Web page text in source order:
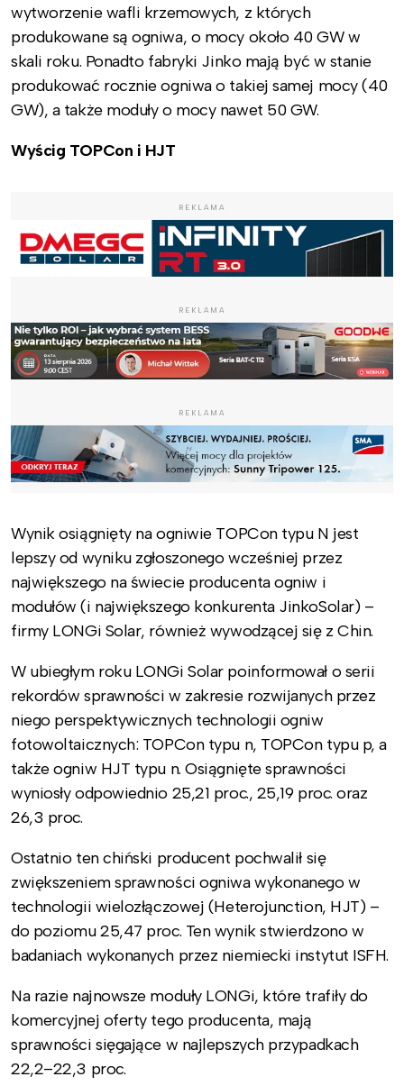
wytworzenie wafli krzemowych, z których
produkowane są ogniwa, o mocy około 40 GW w
skali roku. Ponadto fabryki Jinko mają być w stanie
produkować rocznie ogniwa o takiej samej mocy (40
GW), a także moduły o mocy nawet 50 GW.
Wyścig TOPCon i HJT
REKLAMA
REKLAMA
REKLAMA
Wynik osiągnięty na ogniwie TOPCon typu N jest
lepszy od wyniku zgłoszonego wcześniej przez
największego na świecie producenta ogniw i
modułów (i największego konkurenta JinkoSolar) –
firmy LONGi Solar, również wywodzącej się z Chin.
W ubiegłym roku LONGi Solar poinformował o serii
rekordów sprawności w zakresie rozwijanych przez
niego perspektywicznych technologii ogniw
fotowoltaicznych: TOPCon typu n, TOPCon typu p, a
także ogniw HJT typu n. Osiągnięte sprawności
wyniosły odpowiednio 25,21 proc., 25,19 proc. oraz
26,3 proc.
Ostatnio ten chiński producent pochwalił się
zwiększeniem sprawności ogniwa wykonanego w
technologii wielozłączowej (Heterojunction, HJT) –
do poziomu 25,47 proc. Ten wynik stwierdzono w
badaniach wykonanych przez niemiecki instytut ISFH.
Na razie najnowsze moduły LONGi, które trafiły do
komercyjnej oferty tego producenta, mają
sprawności sięgające w najlepszych przypadkach
22,2–22,3 proc.